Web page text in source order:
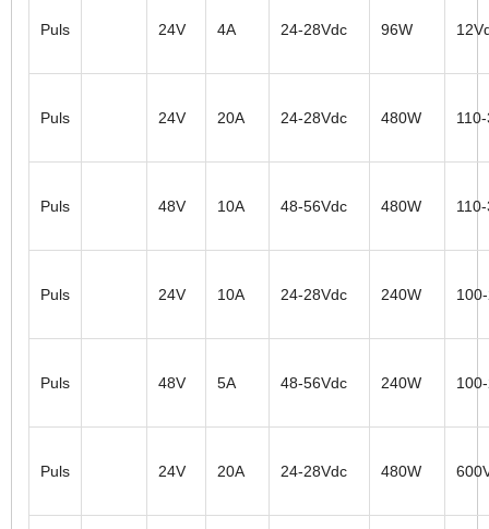
Puls 24V 4A 24-28Vdc 96W
Puls 24V 20A 24-28Vdc 480W
Puls 48V 10A 48-56Vdc 480W
Puls 24V 10A 24-28Vdc 240W
Puls 48V 5A 48-56Vdc 240W
Puls 24V 20A 24-28Vdc 480W